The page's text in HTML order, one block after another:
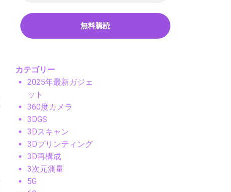
カテゴリー
2025年最新ガジェ
ット
360度カメラ
3DGS
3Dスキャン
3Dプリンティング
3D再構成
3次元測量
5G